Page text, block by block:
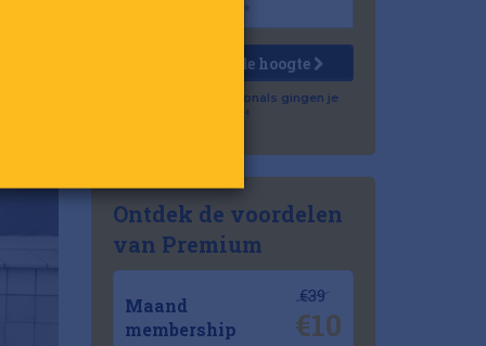
Houd mij op de hoogte
Al 57.500 professionals gingen je
voor!
Ontdek de voordelen
van Premium
Maand
membership
€39
€10